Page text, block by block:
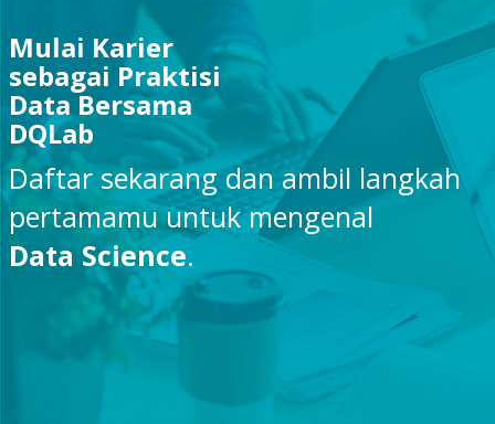
Mulai Karier
sebagai Praktisi
Data Bersama
DQLab
Daftar sekarang dan ambil langkah
pertamamu untuk mengenal
Data Science.